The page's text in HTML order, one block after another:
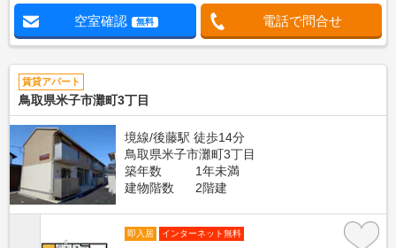
空室確認 無料 電話で問合せ
賃貸アパート
鳥取県米子市灘町3丁目
境線/後藤駅 徒歩14分
鳥取県米子市灘町3丁目
築年数
1年未満
建物階数
2階建
即入居 インターネット無料